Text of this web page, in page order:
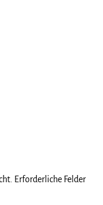
Erforderliche Felder